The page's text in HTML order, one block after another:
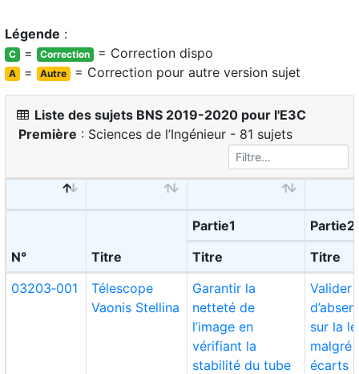
Légende :
C = Correction = Correction dispo
A = Autre = Correction pour autre version sujet
Liste des sujets BNS 2019-2020 pour l'E3C
Première : Sciences de l’Ingénieur - 81 sujets
N° Titre
Partie1
Partie2
Titre
Titre
03203‑001
Télescope
Vaonis Stellina
Garantir la
netteté de
l’image en
vérifiant la
stabilité du tube
Valider
sur la
malgré
écarts